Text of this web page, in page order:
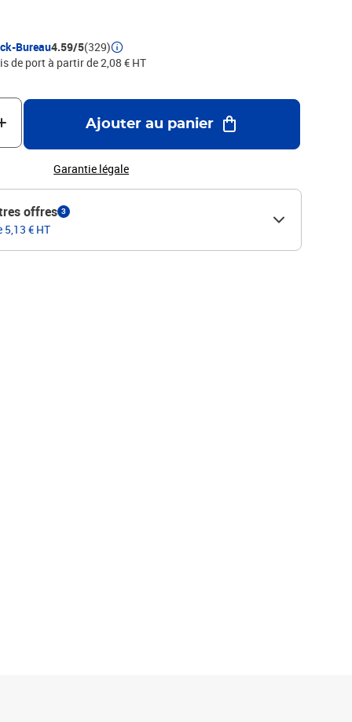
Bureau4.59/5(329)
de port à partir de 2,08 € HT
Ajouter au panier
Garantie légale
offres 3
5,13 € HT